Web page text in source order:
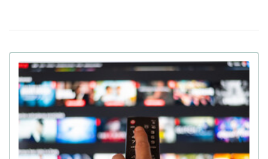
OpenAI представить на Каннському фестивалі
26 серпня 17:57 Вийшов трейлер фільму Антона Птушкіна
«Антарктида»: незабаром у кінотеатрах України (відео)
20 серпня 15:45 Оскароносний режисер Мстислав Чернов
розпочав зйомки нового документального фільму про
мирні переговори (фото)
15 серпня 17:01 Вийшов трейлер другої половини другого